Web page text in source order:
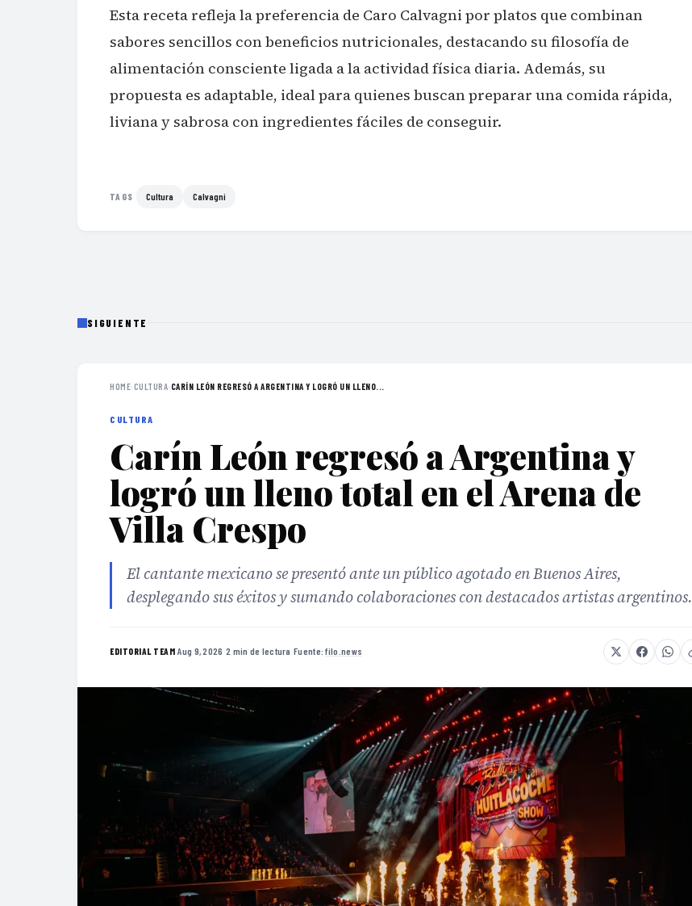
Esta receta refleja la preferencia de Caro Calvagni por platos que combinan
sabores sencillos con beneficios nutricionales, destacando su filosofía de
alimentación consciente ligada a la actividad física diaria. Además, su
propuesta es adaptable, ideal para quienes buscan preparar una comida rápida,
liviana y sabrosa con ingredientes fáciles de conseguir.
TAGS Cultura Calvagni
SIGUIENTE
HOME›CULTURA› CARÍN LEÓN REGRESÓ A ARGENTINA Y LOGRÓ UN LLENO...
CULTURA
Carín León regresó a Argentina y
logró un lleno total en el Arena de
Villa Crespo
El cantante mexicano se presentó ante un público agotado en Buenos Aires,
desplegando sus éxitos y sumando colaboraciones con destacados artistas argentinos.
EDITORIAL TEAM·Aug 9, 2026 ·2 min de lectura ·Fuente:filo.news